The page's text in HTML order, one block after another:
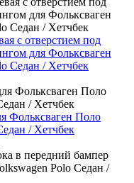
с отверстием под
для Фольксваген
Седан / Хетчбек
Фольксваген Поло
/ Хетчбек